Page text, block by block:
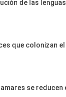
de las lenguas
que colonizan
se reducen